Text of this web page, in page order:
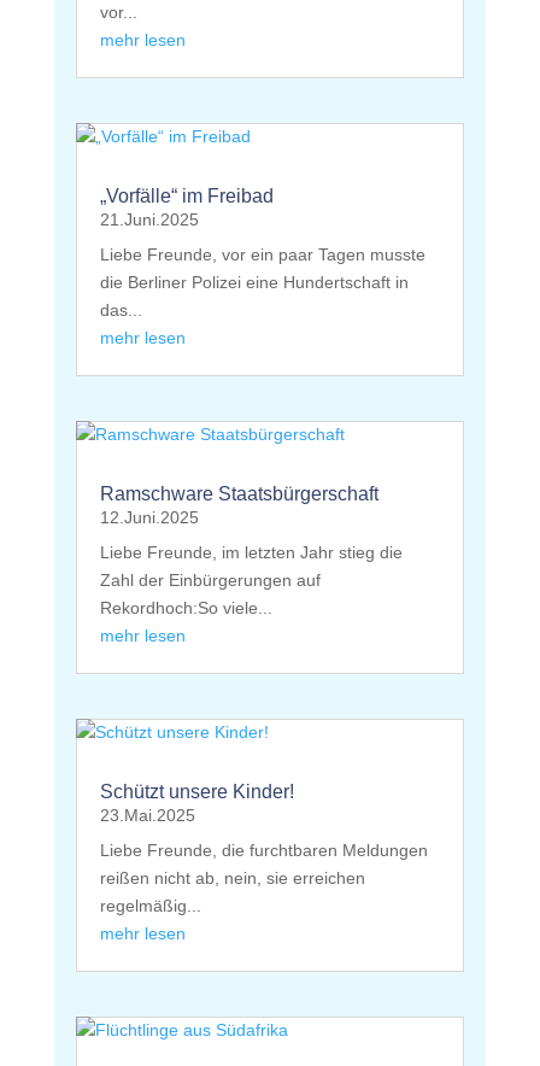
vor...
mehr lesen
„Vorfälle“ im Freibad
21.Juni.2025
Liebe Freunde, vor ein paar Tagen musste
die Berliner Polizei eine Hundertschaft in
das...
mehr lesen
Ramschware Staatsbürgerschaft
12.Juni.2025
Liebe Freunde, im letzten Jahr stieg die
Zahl der Einbürgerungen auf
Rekordhoch:So viele...
mehr lesen
Schützt unsere Kinder!
23.Mai.2025
Liebe Freunde, die furchtbaren Meldungen
reißen nicht ab, nein, sie erreichen
regelmäßig...
mehr lesen